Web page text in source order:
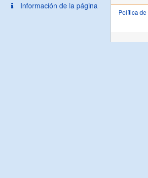
Información de la página
Política